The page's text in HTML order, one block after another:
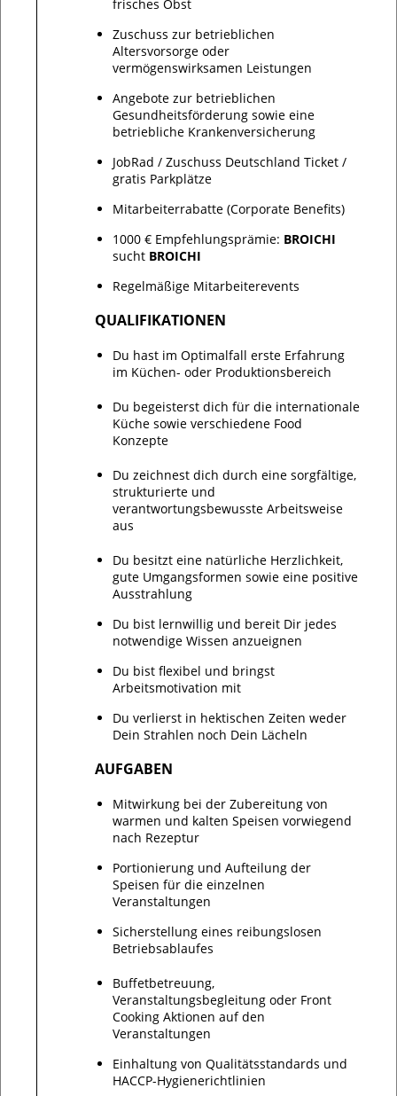
frisches Obst
Zuschuss zur betrieblichen
Altersvorsorge oder
vermögenswirksamen Leistungen
Angebote zur betrieblichen
Gesundheitsförderung sowie eine
betriebliche Krankenversicherung
JobRad / Zuschuss Deutschland Ticket /
gratis Parkplätze
Mitarbeiterrabatte (Corporate Benefits)
1000 € Empfehlungsprämie: BROICHI
sucht BROICHI
Regelmäßige Mitarbeiterevents
QUALIFIKATIONEN
Du hast im Optimalfall erste Erfahrung
im Küchen- oder Produktionsbereich
Du begeisterst dich für die internationale
Küche sowie verschiedene Food
Konzepte
Du zeichnest dich durch eine sorgfältige,
strukturierte und
verantwortungsbewusste Arbeitsweise
aus
Du besitzt eine natürliche Herzlichkeit,
gute Umgangsformen sowie eine positive
Ausstrahlung
Du bist lernwillig und bereit Dir jedes
notwendige Wissen anzueignen
Du bist flexibel und bringst
Arbeitsmotivation mit
Du verlierst in hektischen Zeiten weder
Dein Strahlen noch Dein Lächeln
AUFGABEN
Mitwirkung bei der Zubereitung von
warmen und kalten Speisen vorwiegend
nach Rezeptur
Portionierung und Aufteilung der
Speisen für die einzelnen
Veranstaltungen
Sicherstellung eines reibungslosen
Betriebsablaufes
Buffetbetreuung,
Veranstaltungsbegleitung oder Front
Cooking Aktionen auf den
Veranstaltungen
Einhaltung von Qualitätsstandards und
HACCP-Hygienerichtlinien